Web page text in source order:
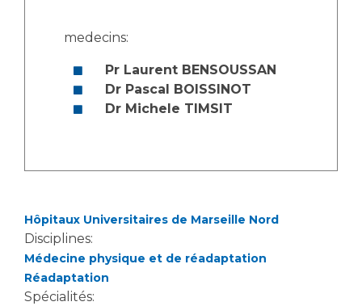
medecins:
Pr Laurent BENSOUSSAN
Dr Pascal BOISSINOT
Dr Michele TIMSIT
Hôpitaux Universitaires de Marseille Nord
Disciplines:
Médecine physique et de réadaptation
Réadaptation
Spécialités: